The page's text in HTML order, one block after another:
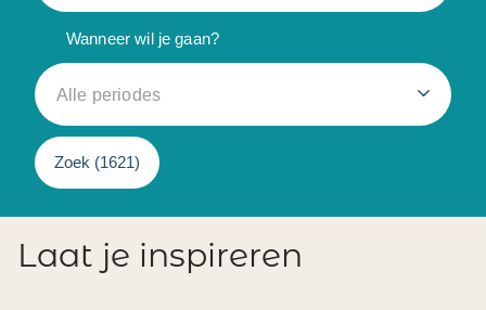
Wanneer wil je gaan?
Alle periodes
Zoek (1621)
Laat je inspireren